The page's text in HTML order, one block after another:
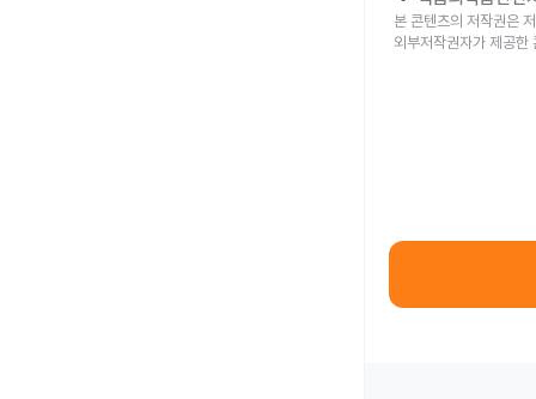
본 콘텐츠의 저작권은
외부저작권자가 제공한